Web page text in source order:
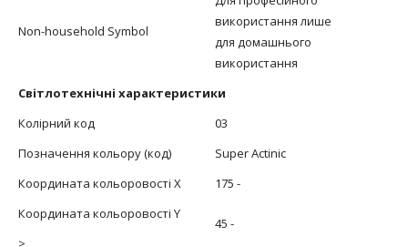
Non-household Symbol
використання лише
для домашнього
використання
Світлотехнічні характеристики
Колірний код
03
Позначення кольору (код)
Super Actinic
Координата кольоровості X
175 -
Координата кольоровості Y
>
45 -